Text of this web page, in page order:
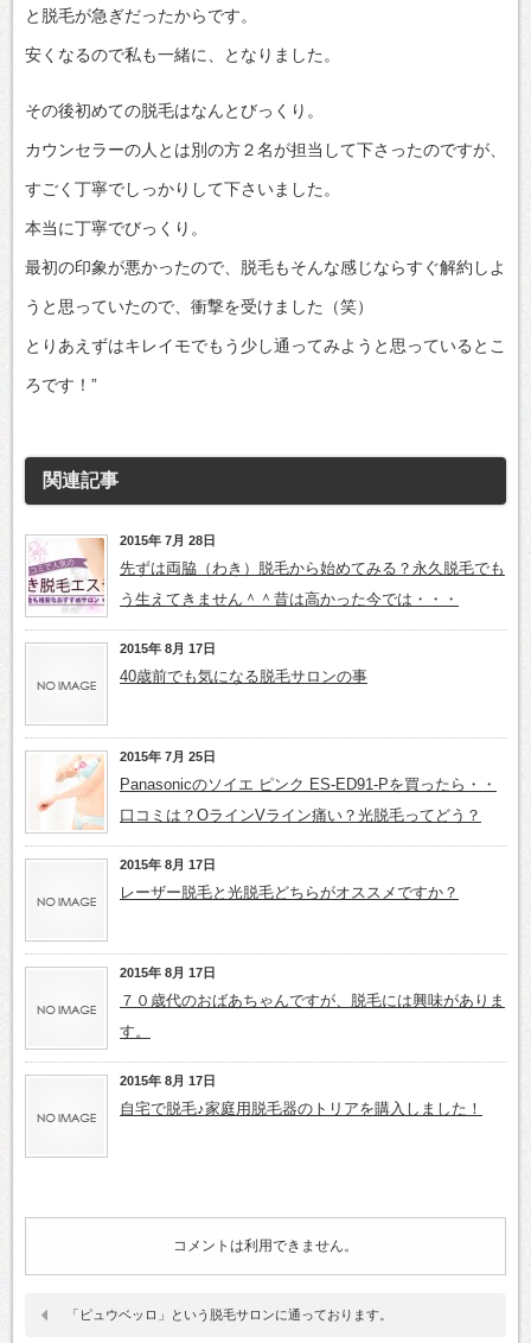
と脱毛が急ぎだったからです。
安くなるので私も一緒に、となりました。
その後初めての脱毛はなんとびっくり。
カウンセラーの人とは別の方２名が担当して下さったのですが、
すごく丁寧でしっかりして下さいました。
本当に丁寧でびっくり。
最初の印象が悪かったので、脱毛もそんな感じならすぐ解約しよ
うと思っていたので、衝撃を受けました（笑）
とりあえずはキレイモでもう少し通ってみようと思っているとこ
ろです！”
関連記事
2015年 7月 28日
先ずは両脇（わき）脱毛から始めてみる？永久脱毛でも
う生えてきません＾＾昔は高かった今では・・・
2015年 8月 17日
40歳前でも気になる脱毛サロンの事
2015年 7月 25日
Panasonicのソイエ ピンク ES-ED91-Pを買ったら・・
口コミは？OラインVライン痛い？光脱毛ってどう？
2015年 8月 17日
レーザー脱毛と光脱毛どちらがオススメですか？
2015年 8月 17日
７０歳代のおばあちゃんですが、脱毛には興味がありま
す。
2015年 8月 17日
自宅で脱毛♪家庭用脱毛器のトリアを購入しました！
コメントは利用できません。
「ピュウベッロ」という脱毛サロンに通っております。